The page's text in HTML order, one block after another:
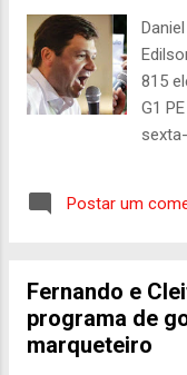
feito
grande
trânsito
Outros
assaltos.
815
G1
PT )
) –
-
Postar um
Fernando e
programa de
marqueteiro